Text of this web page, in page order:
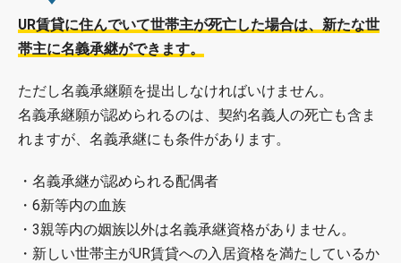
UR賃貸に住んでいて世帯主が死亡した場合は、新たな世
帯主に名義承継ができます。
ただし名義承継願を提出しなければいけません。
名義承継願が認められるのは、契約名義人の死亡も含ま
れますが、名義承継にも条件があります。
・名義承継が認められる配偶者
・6新等内の血族
・3親等内の姻族以外は名義承継資格がありません。
・新しい世帯主がUR賃貸への入居資格を満たしているか